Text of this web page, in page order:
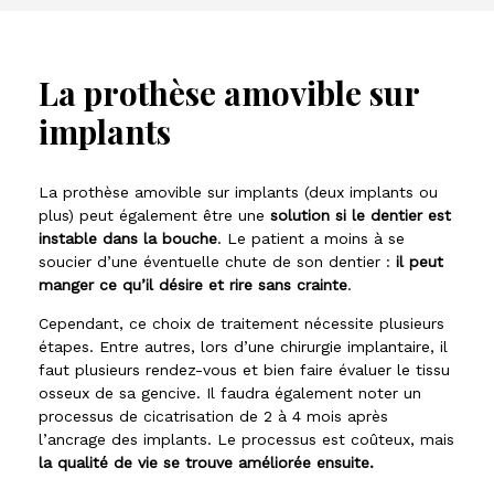
La prothèse amovible sur
implants
La prothèse amovible sur implants (deux implants ou
plus) peut également être une solution si le dentier est
instable dans la bouche. Le patient a moins à se
soucier d’une éventuelle chute de son dentier : il peut
manger ce qu’il désire et rire sans crainte.
Cependant, ce choix de traitement nécessite plusieurs
étapes. Entre autres, lors d’une chirurgie implantaire, il
faut plusieurs rendez-vous et bien faire évaluer le tissu
osseux de sa gencive. Il faudra également noter un
processus de cicatrisation de 2 à 4 mois après
l’ancrage des implants. Le processus est coûteux, mais
la qualité de vie se trouve améliorée ensuite.